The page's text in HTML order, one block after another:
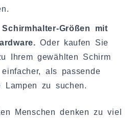
Größen mit
Oder kaufen Sie
Ihrem gewählten Schirm
als passende
Lampen zu suchen.
Menschen denken zu viel